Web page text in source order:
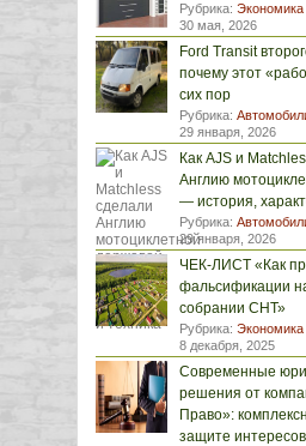
Рубрика: Экономика
30 мая, 2026
Ford Transit
почему этот
сих пор
Рубрика:
29 января, 2026
Как AJS и
Англию
— история,
Рубрика:
29 января, 2026
ЧЕК-ЛИСТ «Как
фальсификации
собрании СНТ»
Рубрика: Экономика
8 декабря, 2025
Современные
решения от
Право»:
защите